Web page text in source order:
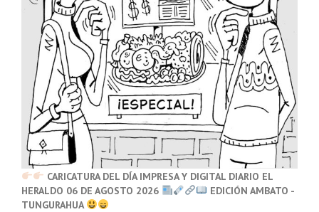
CARICATURA DEL DÍA IMPRESA Y DIGITAL DIARIO EL
HERALDO 06 DE AGOSTO 2026
EDICIÓN AMBATO -
TUNGURAHUA